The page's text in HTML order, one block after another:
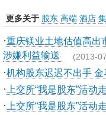
更多关于 股东 高端 酒店
·重庆镁业土地估值高出
涉嫌利益输送 (2013-
·机构股东迟迟不出手
· 上交所“我是股东”活动
· 上交所“我是股东”活动